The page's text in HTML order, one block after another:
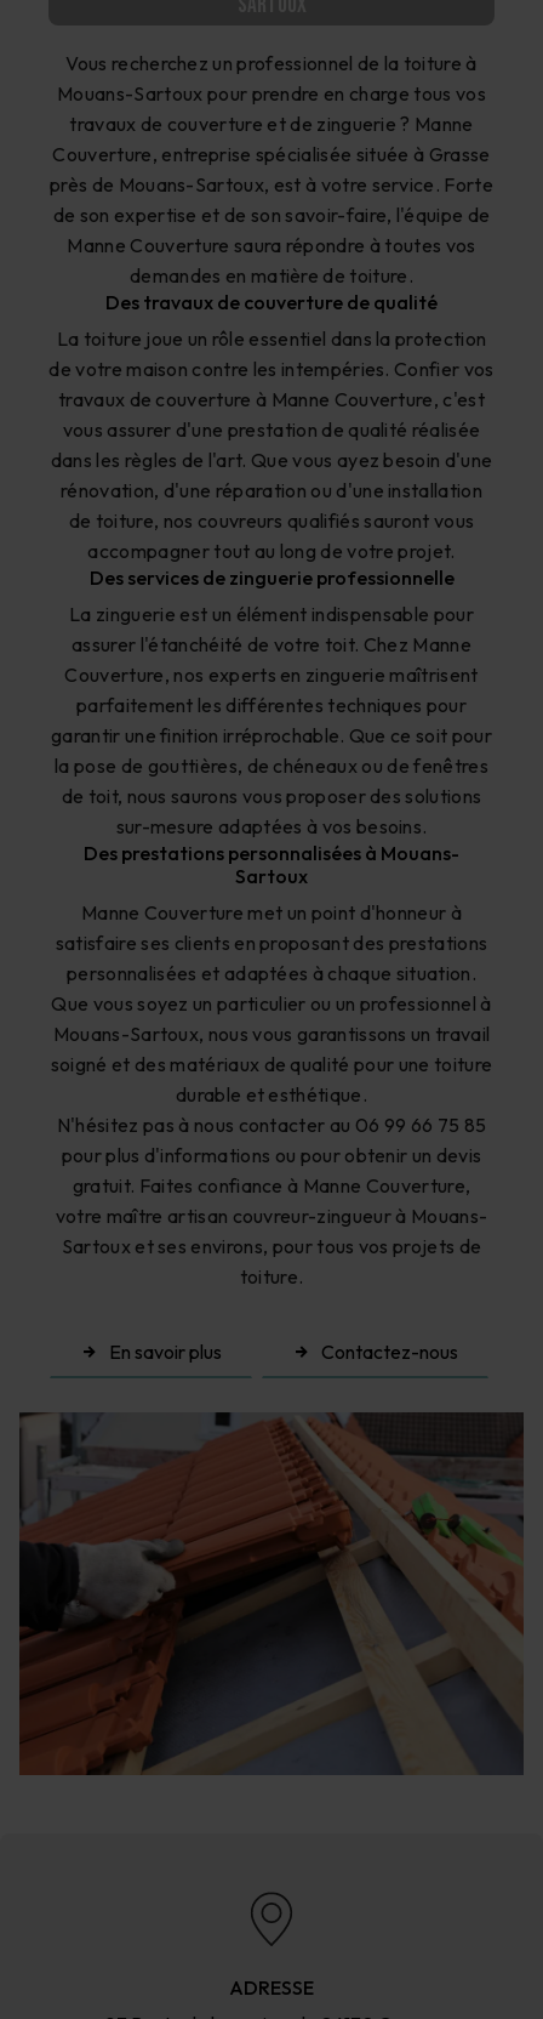
Vous recherchez un professionnel de la toiture à
Mouans-Sartoux pour prendre en charge tous vos
travaux de couverture et de zinguerie ? Manne
Couverture, entreprise spécialisée située à Grasse
près de Mouans-Sartoux, est à votre service. Forte
de son expertise et de son savoir-faire, l'équipe de
Manne Couverture saura répondre à toutes vos
demandes en matière de toiture.
Des travaux de couverture de qualité
La toiture joue un rôle essentiel dans la protection
de votre maison contre les intempéries. Confier vos
travaux de couverture à Manne Couverture, c'est
vous assurer d'une prestation de qualité réalisée
dans les règles de l'art. Que vous ayez besoin d'une
rénovation, d'une réparation ou d'une installation
de toiture, nos couvreurs qualifiés sauront vous
accompagner tout au long de votre projet.
Des services de zinguerie professionnelle
La zinguerie est un élément indispensable pour
assurer l'étanchéité de votre toit. Chez Manne
Couverture, nos experts en zinguerie maîtrisent
parfaitement les différentes techniques pour
garantir une finition irréprochable. Que ce soit pour
la pose de gouttières, de chéneaux ou de fenêtres
de toit, nous saurons vous proposer des solutions
sur-mesure adaptées à vos besoins.
Des prestations personnalisées à Mouans-
Sartoux
Manne Couverture met un point d'honneur à
satisfaire ses clients en proposant des prestations
personnalisées et adaptées à chaque situation.
Que vous soyez un particulier ou un professionnel à
Mouans-Sartoux, nous vous garantissons un travail
soigné et des matériaux de qualité pour une toiture
durable et esthétique.
N'hésitez pas à nous contacter au 06 99 66 75 85
pour plus d'informations ou pour obtenir un devis
gratuit. Faites confiance à Manne Couverture,
votre maître artisan couvreur-zingueur à Mouans-
Sartoux et ses environs, pour tous vos projets de
toiture.
En savoir plus Contactez-nous
ADRESSE